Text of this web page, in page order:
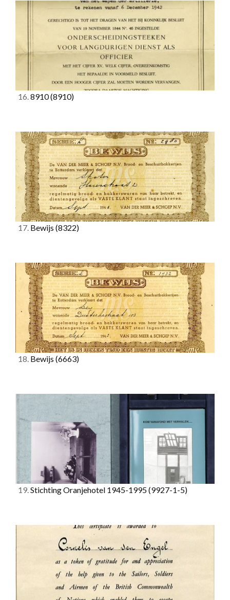
16.8910(8910)
17. Bewijs (8322)
18. Bewijs (6663)
19.Stichting Oranjehotel 1945-1995(9927-1-5)